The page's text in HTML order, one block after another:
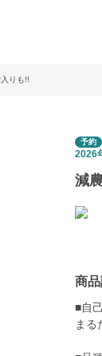
りも!!
予約
2026
減
商
■自
まる